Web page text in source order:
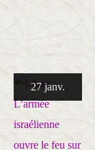
27 janv.